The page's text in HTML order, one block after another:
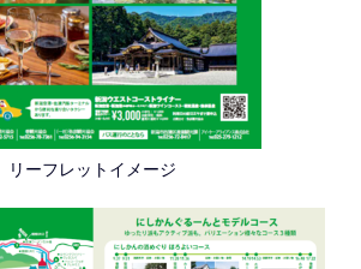
リーフレットイメージ